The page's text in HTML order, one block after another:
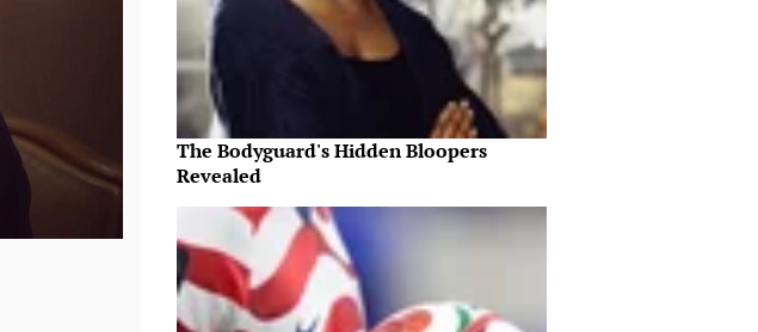
The Bodyguard's Hidden Bloopers
Revealed